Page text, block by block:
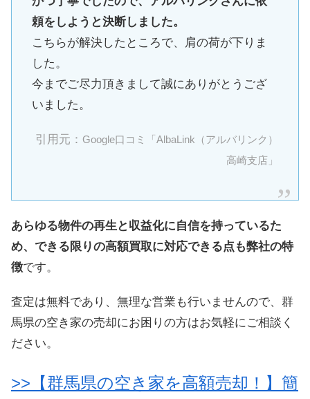
頼をしようと決断しました。
こちらが解決したところで、肩の荷が下りま
した。
今までご尽力頂きまして誠にありがとうござ
いました。
引用元： Google口コミ「AlbaLink（アルバリンク）
高崎支店」
あらゆる物件の再生と収益化に自信を持っているた
め、できる限りの高額買取に対応できる点も弊社の特
徴です。
査定は無料であり、無理な営業も行いませんので、群
馬県の空き家の売却にお困りの方はお気軽にご相談く
ださい。
>>【群馬県の空き家を高額売却！】簡